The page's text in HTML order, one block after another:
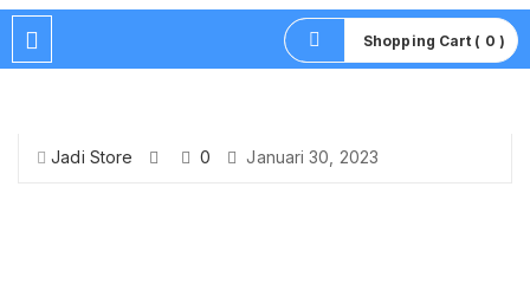
Shopping Cart ( 0 )
Jadi Store 0 Januari 30, 2023